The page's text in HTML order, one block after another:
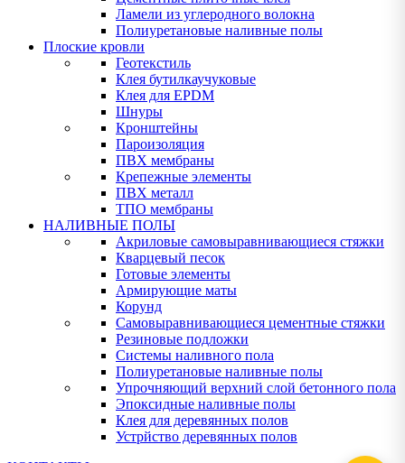
Ламели из углеродного волокна
Полиуретановые наливные полы
Плоские кровли
Геотекстиль
Клея бутилкаучуковые
Клея для EPDM
Шнуры
Кронштейны
Пароизоляция
ПВХ мембраны
Крепежные элементы
ПВХ металл
ТПО мембраны
НАЛИВНЫЕ ПОЛЫ
Акриловые самовыравнивающиеся стяжки
Кварцевый песок
Готовые элементы
Армирующие маты
Корунд
Самовыравнивающиеся цементные стяжки
Резиновые подложки
Системы наливного пола
Полиуретановые наливные полы
Упрочняющий верхний слой бетонного пола
Эпоксидные наливные полы
Клея для деревянных полов
Устрйство деревянных полов